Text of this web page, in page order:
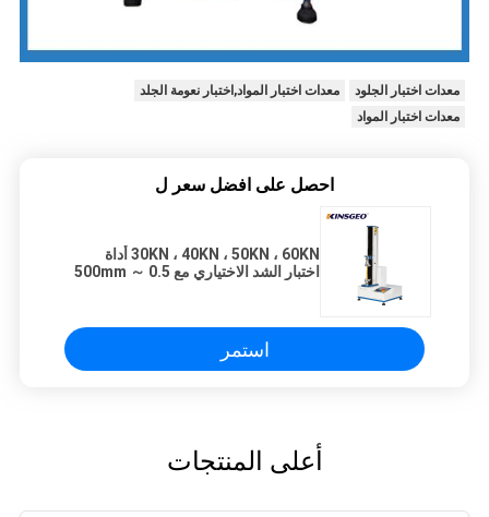
معدات اختبار الجلود
معدات اختبار المواد,اختبار نعومة الجلد
معدات اختبار المواد
احصل على افضل سعر ل
30KN ، 40KN ، 50KN ، 60KN أداة
اختبار الشد الاختياري مع 0.5 ～ 500mm
استمر
أعلى المنتجات